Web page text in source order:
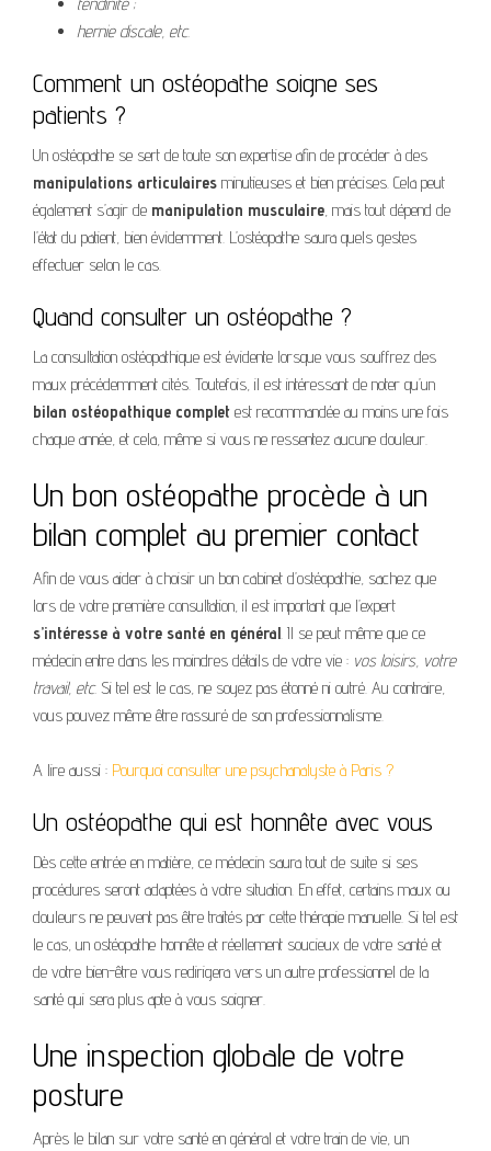
tendinite ;
hernie discale, etc.
Comment un ostéopathe soigne ses
patients ?
Un ostéopathe se sert de toute son expertise afin de procéder à des
manipulations articulaires minutieuses et bien précises. Cela peut
également s’agir de manipulation musculaire, mais tout dépend de
l’état du patient, bien évidemment. L’ostéopathe saura quels gestes
effectuer selon le cas.
Quand consulter un ostéopathe ?
La consultation ostéopathique est évidente lorsque vous souffrez des
maux précédemment cités. Toutefois, il est intéressant de noter qu’un
bilan ostéopathique complet est recommandée au moins une fois
chaque année, et cela, même si vous ne ressentez aucune douleur.
Un bon ostéopathe procède à un
bilan complet au premier contact
Afin de vous aider à choisir un bon cabinet d’ostéopathie, sachez que
lors de votre première consultation, il est important que l’expert
s’intéresse à votre santé en général. Il se peut même que ce
médecin entre dans les moindres détails de votre vie : vos loisirs, votre
travail, etc. Si tel est le cas, ne soyez pas étonné ni outré. Au contraire,
vous pouvez même être rassuré de son professionnalisme.
A lire aussi : Pourquoi consulter une psychanalyste à Paris ?
Un ostéopathe qui est honnête avec vous
Dès cette entrée en matière, ce médecin saura tout de suite si ses
procédures seront adaptées à votre situation. En effet, certains maux ou
douleurs ne peuvent pas être traités par cette thérapie manuelle. Si tel est
le cas, un ostéopathe honnête et réellement soucieux de votre santé et
de votre bien-être vous redirigera vers un autre professionnel de la
santé qui sera plus apte à vous soigner.
Une inspection globale de votre
posture
Après le bilan sur votre santé en général et votre train de vie, un